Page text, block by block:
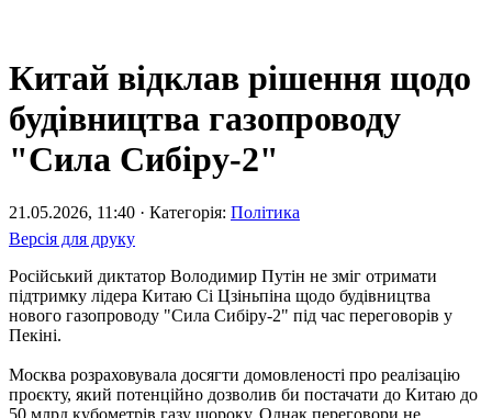
Китай відклав рішення щодо
будівництва газопроводу
"Сила Сибіру-2"
21.05.2026, 11:40 · Категорія: Політика
Версія для друку
Російський диктатор Володимир Путін не зміг отримати
підтримку лідера Китаю Сі Цзіньпіна щодо будівництва
нового газопроводу "Сила Сибіру-2" під час переговорів у
Пекіні.
Москва розраховувала досягти домовленості про реалізацію
проєкту, який потенційно дозволив би постачати до Китаю до
50 млрд кубометрів газу щороку. Однак переговори не